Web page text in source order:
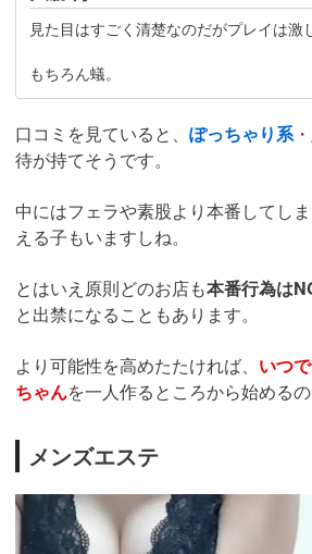
見た目はすごく清楚なのだがプレイは激
もちろん蟻。
口コミを見ていると、 ぽっちゃり系・
待が持てそうです。
中にはフェラや素股より本番してし
える子もいますしね。
とはいえ原則どのお店も本番行為は
と出禁になることもあります。
より可能性を高めたたければ、 いつ
ちゃんを一人作るところから始めるの
メンズエステ